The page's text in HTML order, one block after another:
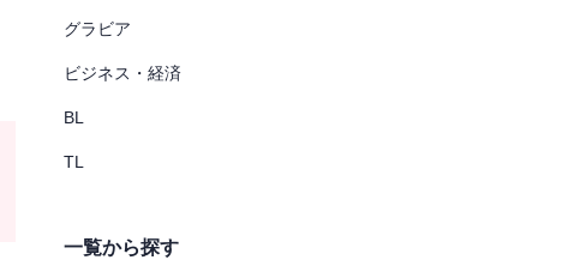
グラビア
ビジネス・経済
BL
TL
一覧から探す